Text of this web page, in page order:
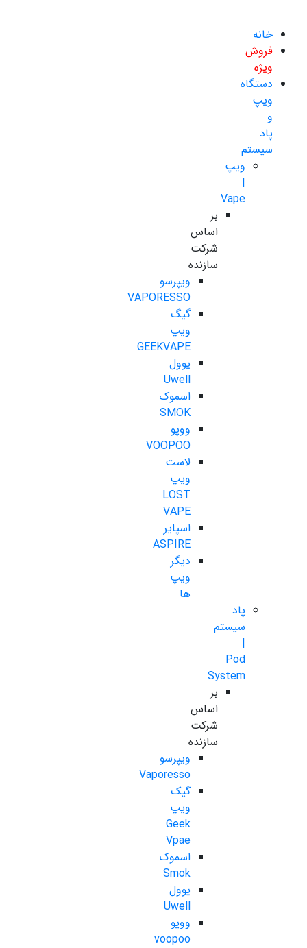
خانه
فروش
ویژه
دستگاه
ویپ
و
پاد
سیستم
ویپ
|
Vape
بر
اساس
شرکت
سازنده
ویپرسو
VAPORESSO
گیگ
ویپ
GEEKVAPE
یوول
Uwell
اسموک
SMOK
ووپو
VOOPOO
لاست
ویپ
LOST
VAPE
اسپایر
ASPIRE
دیگر
ویپ
ها
پاد
سیستم
|
Pod
System
بر
اساس
شرکت
سازنده
ویپرسو
Vaporesso
گیک
ویپ
Geek
Vpae
اسموک
Smok
یوول
Uwell
ووپو
voopoo